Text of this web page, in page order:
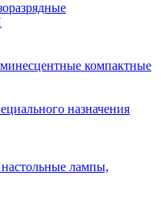
компактные
назначения
лампы,